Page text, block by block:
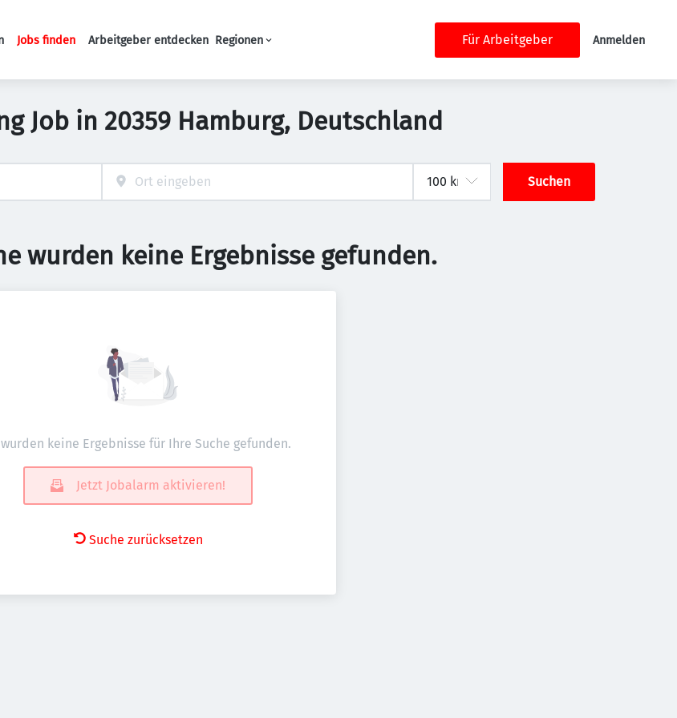
Haupt-Navigation
Jobs finden Arbeitgeber entdecken Regionen Für Arbeitgeber Anmelden
Job in 20359 Hamburg, Deutschland
Suchen
wurden keine Ergebnisse gefunden.
wurden keine Ergebnisse für Ihre Suche gefunden.
Jetzt Jobalarm aktivieren!
Suche zurücksetzen